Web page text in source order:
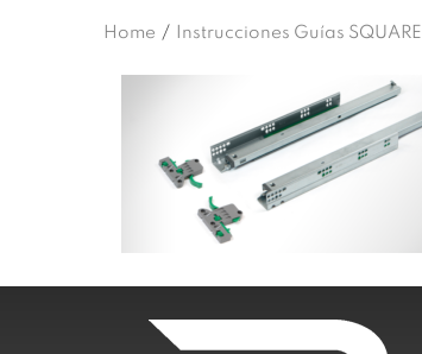
Home / Instrucciones Guías SQUARE